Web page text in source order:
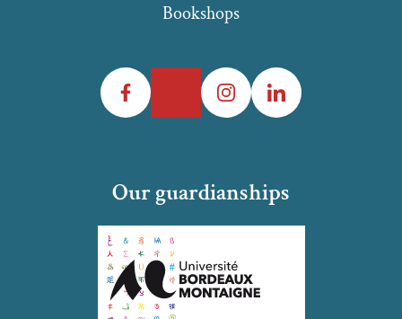
Bookshops
Facebook InstagramLinkedIn
Our guardianships